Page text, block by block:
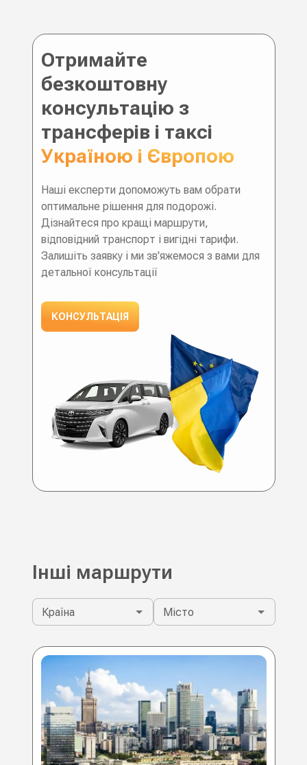
Отримайте
безкоштовну
консультацію з
трансферів і таксі
Україною і Європою
Наші експерти допоможуть вам обрати
оптимальне рішення для подорожі.
Дізнайтеся про кращі маршрути,
відповідний транспорт і вигідні тарифи.
Залишіть заявку і ми зв'яжемося з вами для
детальної консультації
КОНСУЛЬТАЦІЯ
Інші маршрути
Країна Місто